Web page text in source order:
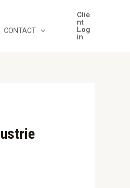
CONTACT
Clie
nt
Log
in